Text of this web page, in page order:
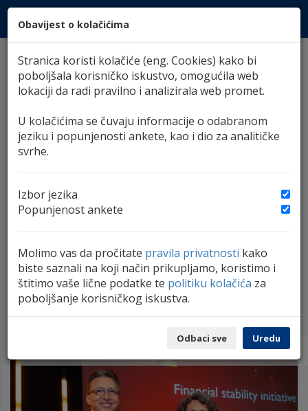
MENI
Obavijest o kolačićima
Stranica koristi kolačiće (eng. Cookies) kako bi
poboljšala korisničko iskustvo, omogućila web
lokaciji da radi pravilno i analizirala web promet.
U kolačićima se čuvaju informacije o odabranom
jeziku i popunjenosti ankete, kao i dio za analitičke
svrhe.
Izbor jezika
Popunjenost ankete
Molimo vas da pročitate pravila privatnosti kako
biste saznali na koji način prikupljamo, koristimo i
štitimo vaše lične podatke te politiku kolačića za
poboljšanje korisničkog iskustva.
Odbaci sve Uredu
Kursna lista
07. august 2026., Srednji
BAM:USD
07.07. 09.07. 11.07. 15.07. 17.07. 21.07. 23.07. 25.07.
1,6750
1,7000